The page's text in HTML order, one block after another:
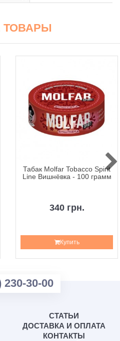
ТОВАРЫ
Табак Molfar Tobacco Spirit
Line Вишнёвка - 100 грамм
340 грн.
Купить
230-30-00
СТАТЬИ
ДОСТАВКА И ОПЛАТА
КОНТАКТЫ